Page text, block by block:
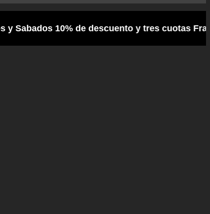
10% de descuento y tres cuotas